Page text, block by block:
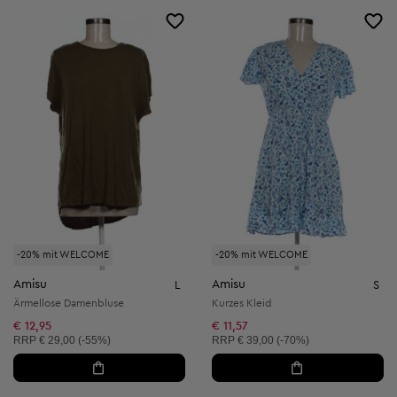
-20% mit WELCOME
Amisu L
Ärmellose Damenbluse
€ 12,95
Unverbindliche Preisempfehlung:
RRP € 29,00 (-55%)
-20% mit WELCOME
Amisu S
Kurzes Kleid
€ 11,57
Unverbindliche Preisempfehlung:
RRP € 39,00 (-70%)